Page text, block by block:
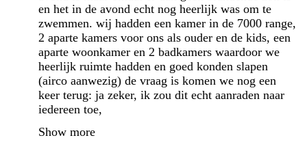
en het in de avond echt nog heerlijk was om te
zwemmen. wij hadden een kamer in de 7000 range,
2 aparte kamers voor ons als ouder en de kids, een
aparte woonkamer en 2 badkamers waardoor we
heerlijk ruimte hadden en goed konden slapen
(airco aanwezig) de vraag is komen we nog een
keer terug: ja zeker, ik zou dit echt aanraden naar
iedereen toe,
Show more